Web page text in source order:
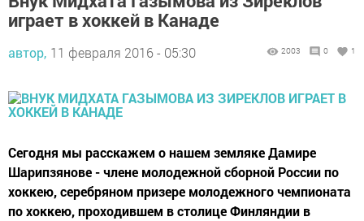
играет в хоккей в Канаде
автор, 11 февраля 2016 - 05:30 2003 0 1
Сегодня мы расскажем о нашем земляке Дамире
Шарипзянове - члене молодежной сборной России по
хоккею, серебряном призере молодежного чемпионата
по хоккею, проходившем в столице Финляндии в